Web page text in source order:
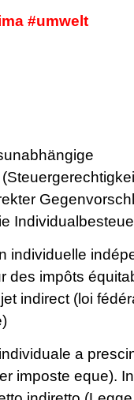
#umwelt
individuelle
des impôts
indirect (loi
a
imposte eque).